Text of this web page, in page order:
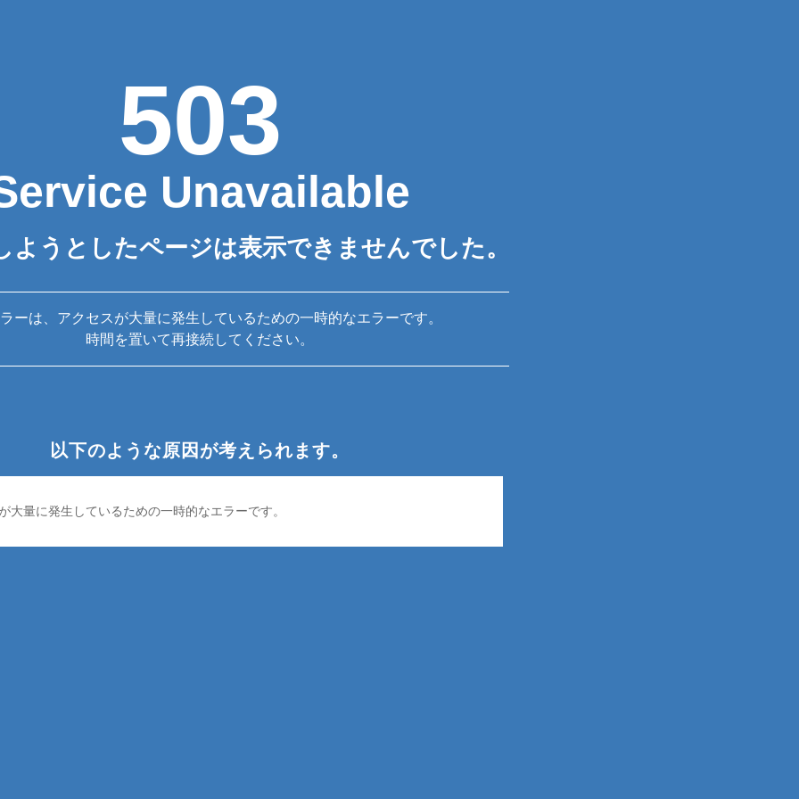
503
Unavailable
ようとしたページは表示できませんでした。
ーは、アクセスが大量に発生しているための一時的なエラーです。
時間を置いて再接続してください。
以下のような原因が考えられます。
大量に発生しているための一時的なエラーです。